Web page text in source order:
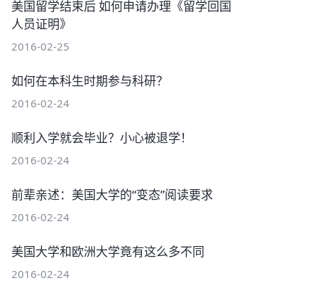
美国留学结束后 如何申请办理《留学回国
人员证明》
2016-02-25
如何在本科生时期参与科研？
2016-02-24
顺利入学就会毕业？小心被退学！
2016-02-24
前辈亲述：美国大学的“变态”阅读要求
2016-02-24
美国大学和欧洲大学竟有这么多不同
2016-02-24